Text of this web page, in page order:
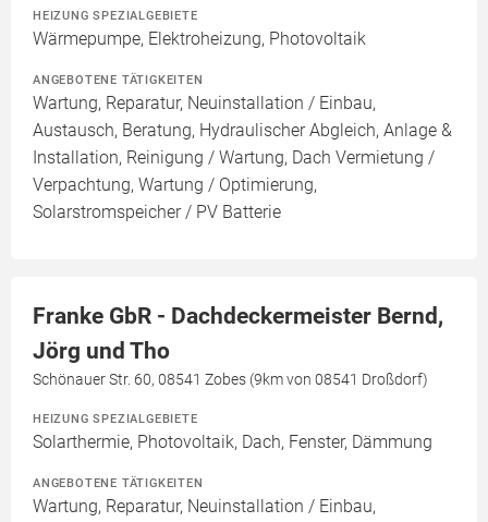
HEIZUNG SPEZIALGEBIETE
Wärmepumpe, Elektroheizung, Photovoltaik
ANGEBOTENE TÄTIGKEITEN
Wartung, Reparatur, Neuinstallation / Einbau,
Austausch, Beratung, Hydraulischer Abgleich, Anlage &
Installation, Reinigung / Wartung, Dach Vermietung /
Verpachtung, Wartung / Optimierung,
Solarstromspeicher / PV Batterie
Franke GbR - Dachdeckermeister Bernd,
Jörg und Tho
Schönauer Str. 60, 08541 Zobes (9km von 08541 Droßdorf)
HEIZUNG SPEZIALGEBIETE
Solarthermie, Photovoltaik, Dach, Fenster, Dämmung
ANGEBOTENE TÄTIGKEITEN
Wartung, Reparatur, Neuinstallation / Einbau,